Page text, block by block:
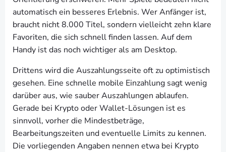
automatisch ein besseres Erlebnis. Wer Anfänger ist,
braucht nicht 8.000 Titel, sondern vielleicht zehn klare
Favoriten, die sich schnell finden lassen. Auf dem
Handy ist das noch wichtiger als am Desktop.
Drittens wird die Auszahlungsseite oft zu optimistisch
gesehen. Eine schnelle mobile Einzahlung sagt wenig
darüber aus, wie sauber Auszahlungen ablaufen.
Gerade bei Krypto oder Wallet-Lösungen ist es
sinnvoll, vorher die Mindestbeträge,
Bearbeitungszeiten und eventuelle Limits zu kennen.
Die vorliegenden Angaben nennen etwa bei Krypto